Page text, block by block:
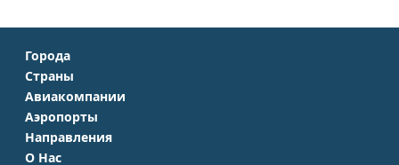
Города
Москва
Санкт-Петербург
Симферополь
Краснодар
Страны
Крым
Турция
Таиланд
Авиакомпании
Аэрофлот
S7 Airlines
Аэропорты
Домодедово
Направления
О Нас